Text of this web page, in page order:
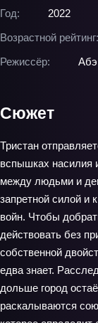
Год:
2022
Возрастной рейтинг:
Режиссёр:
Сюжет
Тристан
вспышках насилия
между людьми и
запретной силой и
войн. Чтобы
действовать без
собственной
едва знает.
дольше город
раскалываются